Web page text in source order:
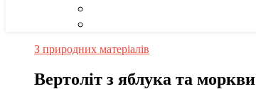
З природних матеріалів
Вертоліт з яблука та моркви